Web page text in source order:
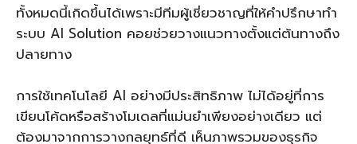
ทั้งหมดนี้เกิดขึ้นได้เพราะมีทีมผู้เชี่ยวชาญที่ให้คำปรึกษาทำ
ระบบ AI Solution คอยช่วยวางแนวทางตั้งแต่ต้นทางถึง
ปลายทาง
การใช้เทคโนโลยี AI อย่างมีประสิทธิภาพ ไม่ได้อยู่ที่การ
เขียนโค้ดหรือสร้างโมเดลที่แม่นยำเพียงอย่างเดียว แต่
ต้องมาจากการวางกลยุทธ์ที่ดี เห็นภาพรวมของธุรกิจ